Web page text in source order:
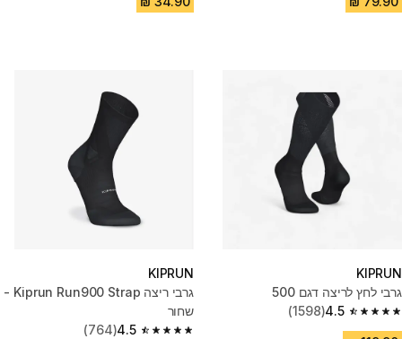
KIPRUN
גרבי לחץ לריצה דגם 500
4.5
4.5 out of 5 stars from 1598 reviews
(1598)
KIPRUN
גרבי ריצה Kiprun Run900 Strap -
שחור
4.5
(764)